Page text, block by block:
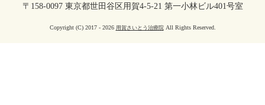
〒158-0097 東京都世田谷区用賀4-5-21 第一小林ビル401号室
Copyright (C) 2017 - 2026 用賀さいとう治療院All Rights Reserved.